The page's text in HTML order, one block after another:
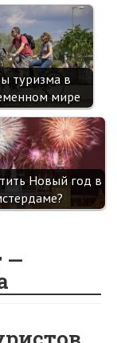
туризма в
мире
Новый год в
—